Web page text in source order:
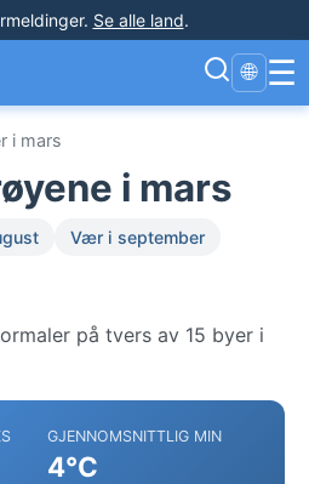
. Se alle land.
🌐 ☰
i mars
i mars
Vær i september
på tvers av 15 byer i
GJENNOMSNITTLIG MIN
4°C